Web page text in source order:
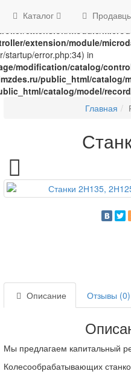
public_html/catalog/
extension/module/
extension/module/
startup/error.php:34) in
modification/catalog/
public_html/catalog/
catalog/model/
Каталог
Главная
Описание Отзывы (0)
Мы предлагаем капитальный
Колесообрабатывающих